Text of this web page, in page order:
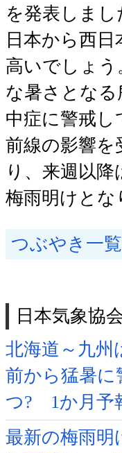
を発表しま
日本から西
高いでしょう
な暑さとな
中症に警戒し
前線の影響を
り、来週以降
梅雨明けとな
つぶやき一
日本気象協
北海道～九
前から猛暑
つ? 1か月予
最新の梅雨